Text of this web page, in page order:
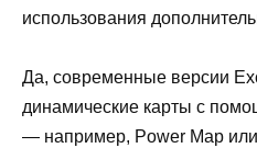
использования
Да, современные версии
динамические карты с
— например, Power Map